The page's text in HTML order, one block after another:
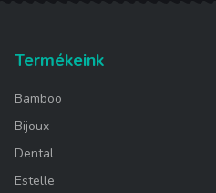
Termékeink
Bamboo
Bijoux
Dental
Estelle